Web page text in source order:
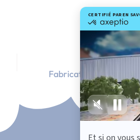
Fabrication Française